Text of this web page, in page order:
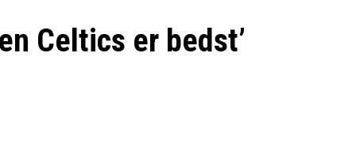
Mål Er At Vinde Turneringen”
Celtics er bedst’